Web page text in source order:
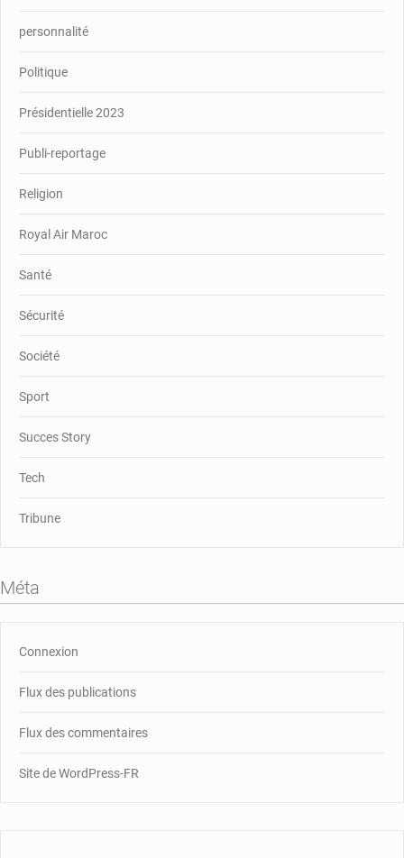
personnalité
Politique
Présidentielle 2023
Publi-reportage
Religion
Royal Air Maroc
Santé
Sécurité
Société
Sport
Succes Story
Tech
Tribune
Méta
Connexion
Flux des publications
Flux des commentaires
Site de WordPress-FR